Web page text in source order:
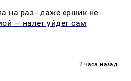
на раз - даже ершик не
— налет уйдет сам
2 часа назад